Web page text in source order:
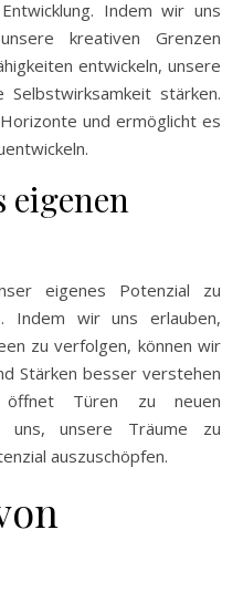
Indem wir uns
kreativen Grenzen
entwickeln, unsere
stärken.
und ermöglicht es
eigenen
eigenes Potenzial zu
Indem wir uns erlauben,
zu verfolgen, können wir
Stärken besser verstehen
öffnet Türen zu neuen
uns, unsere Träume zu
auszuschöpfen.